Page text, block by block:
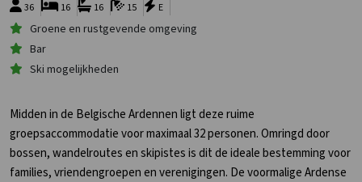
36 15
16 E
16
Groene en rustgevende omgeving
Bar
Ski mogelijkheden
Midden in de Belgische Ardennen ligt deze ruime
groepsaccommodatie voor maximaal 32 personen. Omringd door
bossen, wandelroutes en skipistes is dit de ideale bestemming voor
families, vriendengroepen en verenigingen. De voormalige Ardense